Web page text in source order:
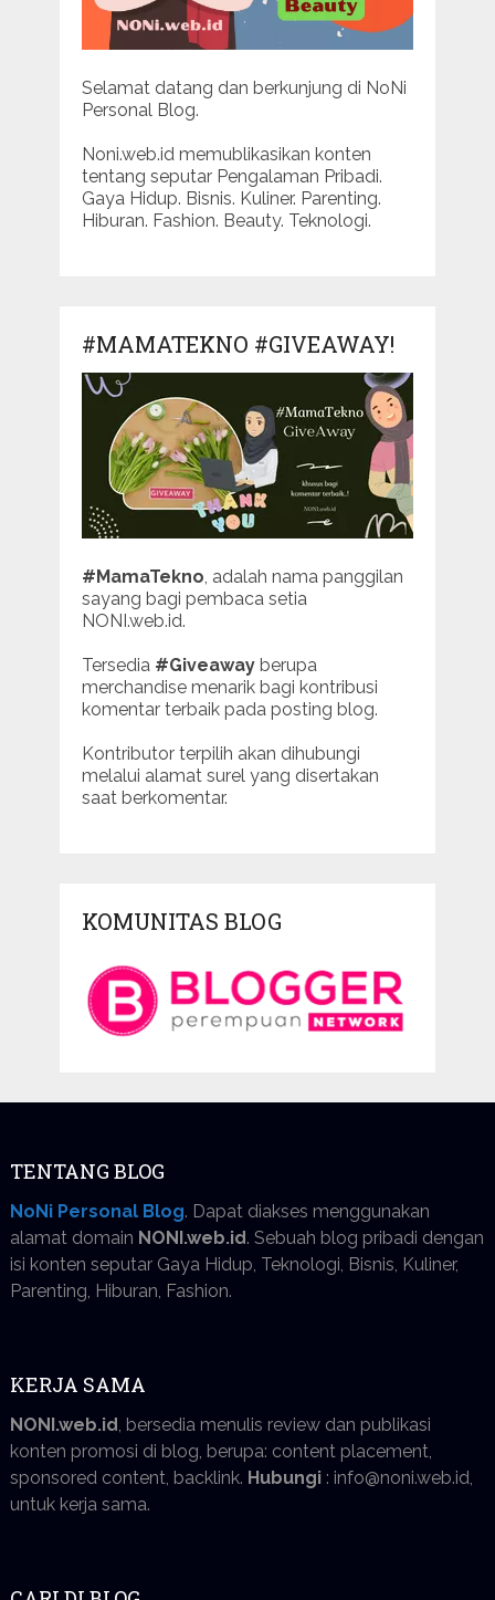
Selamat datang dan berkunjung di NoNi
Personal Blog.
Noni.web.id memublikasikan konten
tentang seputar Pengalaman Pribadi.
Gaya Hidup. Bisnis. Kuliner. Parenting.
Hiburan. Fashion. Beauty. Teknologi.
#MAMATEKNO #GIVEAWAY!
#MamaTekno, adalah nama panggilan
sayang bagi pembaca setia
NONI.web.id.
Tersedia #Giveawayberupa
merchandise menarik bagi kontribusi
komentar terbaik pada posting blog.
Kontributor terpilih akan dihubungi
melalui alamat surel yang disertakan
saat berkomentar.
KOMUNITAS BLOG
TENTANG BLOG
NoNi Personal Blog. Dapat diakses menggunakan
alamat domain NONI.web.id. Sebuah blog pribadi dengan
isi konten seputar Gaya Hidup, Teknologi, Bisnis, Kuliner,
Parenting, Hiburan, Fashion.
KERJA SAMA
NONI.web.id , bersedia menulis review dan publikasi
konten promosi di blog, berupa: content placement,
sponsored content, backlink. Hubungi: info@noni.web.id,
untuk kerja sama.